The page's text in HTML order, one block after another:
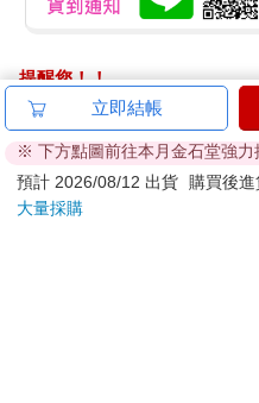
提醒您！！
金石堂及銀行均不會請您操作
ATM提款機，請不要聽從指示
退換貨須知：
**提醒您，鑑賞期不等於試用
立即結帳
※ 下方點圖前往本月金石堂強力
預計 2026/08/12 出貨
購買後
大量採購